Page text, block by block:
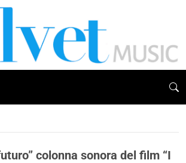
colonna sonora del film “I